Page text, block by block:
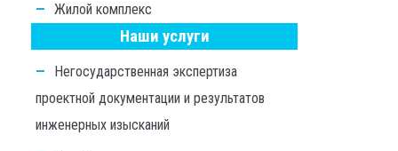
Жилой комплекс
Наши услуги
Негосударственная экспертиза
проектной документации и результатов
инженерных изысканий